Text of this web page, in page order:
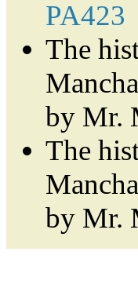
PA423
The
by Mr.
The
by Mr.